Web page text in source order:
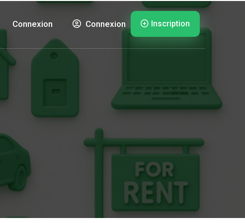
Connexion Connexion Inscription